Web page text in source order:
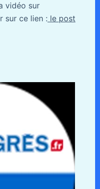
vidéo sur
sur ce lien : le post